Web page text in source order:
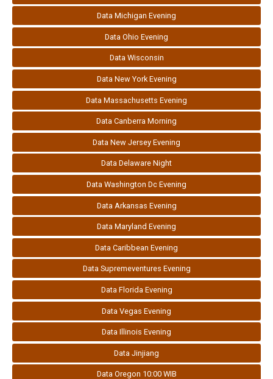
Data Michigan Evening
Data Ohio Evening
Data Wisconsin
Data New York Evening
Data Massachusetts Evening
Data Canberra Morning
Data New Jersey Evening
Data Delaware Night
Data Washington Dc Evening
Data Arkansas Evening
Data Maryland Evening
Data Caribbean Evening
Data Supremeventures Evening
Data Florida Evening
Data Vegas Evening
Data Illinois Evening
Data Jinjiang
Data Oregon 10:00 WIB